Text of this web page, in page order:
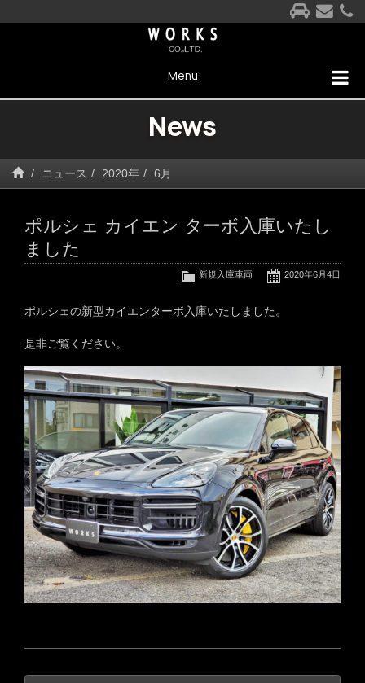
Menu
News
ニュース 2020年 6月
ポルシェ カイエン ターボ入庫いたし
ました
2020年6月4日
新規入庫車両
ポルシェの新型カイエンターボ入庫いたしました。
是非ご覧ください。